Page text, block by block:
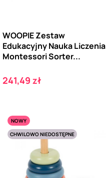
WOOPIE Zestaw
Edukacyjny Nauka Liczenia
Montessori Sorter...
Cena
241,49 zł
NOWY
CHWILOWO NIEDOSTĘPNE